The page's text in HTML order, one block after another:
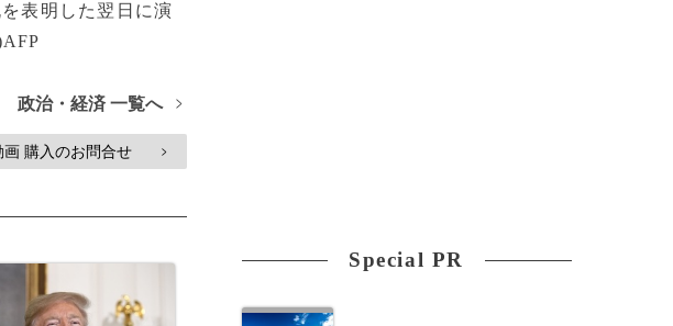
表明した翌日に演
政治・経済 一覧へ >
画 購入のお問合せ >
Special PR